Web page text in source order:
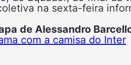
na sexta-feira
de Alessandro
com a camisa do Inter